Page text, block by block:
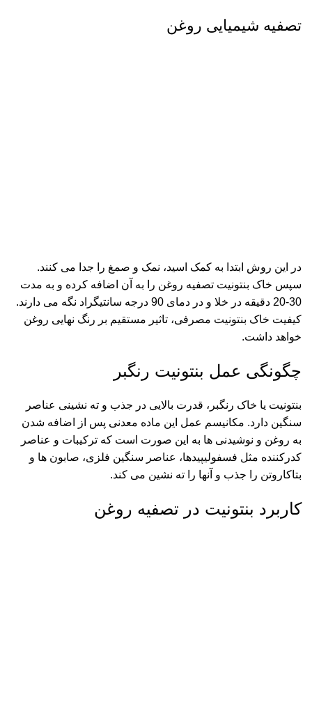
تصفیه شیمیایی روغن
در این روش ابتدا به کمک اسید، نمک و صمغ را جدا می کنند.
سپس خاک بنتونیت تصفیه روغن را به آن اضافه کرده و به مدت
30-20 دقیقه در خلا و در دمای 90 درجه سانتیگراد نگه می دارند.
کیفیت خاک بنتونیت مصرفی، تاثیر مستقیم بر رنگ نهایی روغن
خواهد داشت.
چگونگی عمل بنتونیت رنگبر
بنتونیت یا خاک رنگبر، قدرت بالایی در جذب و ته نشینی عناصر
سنگین دارد. مکانیسم عمل این ماده معدنی پس از اضافه شدن
به روغن و نوشیدنی ها به این صورت است که ترکیبات و عناصر
کدرکننده مثل فسفولیپیدها، عناصر سنگین فلزی، صابون ها و
بتاکاروتن را جذب و آنها را ته نشین می کند.
کاربرد بنتونیت در تصفیه روغن